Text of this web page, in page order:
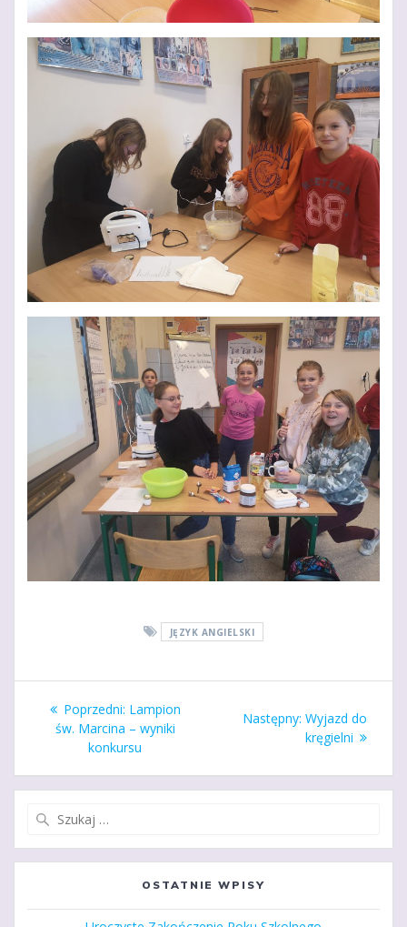
JĘZYK ANGIELSKI
Nawigacja
wpisu
Poprzedni: Poprzedni
wpis:
Lampion
św. Marcina – wyniki
konkursu
Następny: Następny
wpis:
Wyjazd do
kręgielni
OSTATNIE WPISY